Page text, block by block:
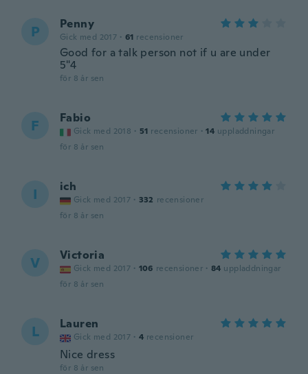
P Penny
Gick med 2017 · 61 recensioner
Good for a talk person not if u are under
5"4
för 8 år sen
F Fabio
Gick med 2018 · 51 recensioner · 14 uppladdningar
för 8 år sen
I ich
Gick med 2017 · 332 recensioner
för 8 år sen
V Victoria
Gick med 2017 · 106 recensioner · 84 uppladdningar
för 8 år sen
L Lauren
Gick med 2017 · 4 recensioner
Nice dress
för 8 år sen